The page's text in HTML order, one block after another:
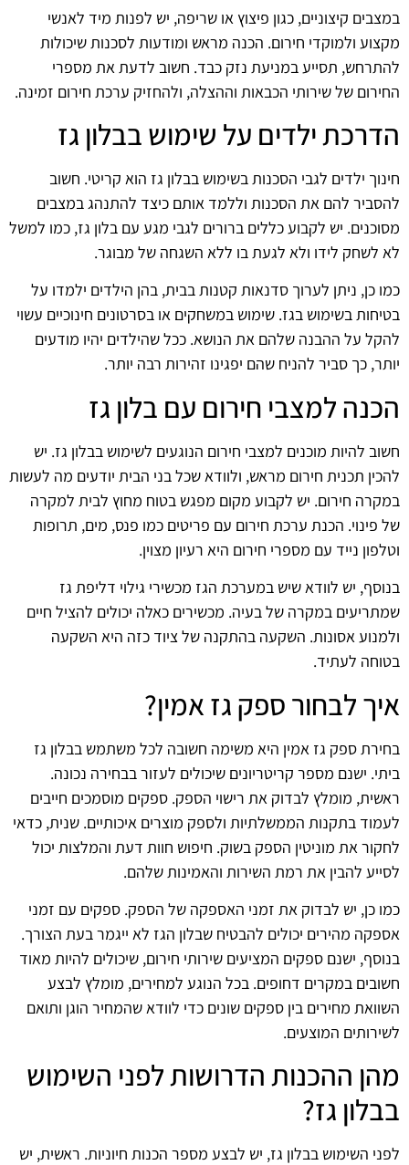
במצבים קיצוניים, כגון פיצוץ או שריפה, יש לפנות מיד לאנשי
מקצוע ולמוקדי חירום. הכנה מראש ומודעות לסכנות שיכולות
להתרחש, תסייע במניעת נזק כבד. חשוב לדעת את מספרי
החירום של שירותי הכבאות וההצלה, ולהחזיק ערכת חירום זמינה.
הדרכת ילדים על שימוש בבלון גז
חינוך ילדים לגבי הסכנות בשימוש בבלון גז הוא קריטי. חשוב
להסביר להם את הסכנות וללמד אותם כיצד להתנהג במצבים
מסוכנים. יש לקבוע כללים ברורים לגבי מגע עם בלון גז, כמו למשל
לא לשחק לידו ולא לגעת בו ללא השגחה של מבוגר.
כמו כן, ניתן לערוך סדנאות קטנות בבית, בהן הילדים ילמדו על
בטיחות בשימוש בגז. שימוש במשחקים או בסרטונים חינוכיים עשוי
להקל על ההבנה שלהם את הנושא. ככל שהילדים יהיו מודעים
יותר, כך סביר להניח שהם יפגינו זהירות רבה יותר.
הכנה למצבי חירום עם בלון גז
חשוב להיות מוכנים למצבי חירום הנוגעים לשימוש בבלון גז. יש
להכין תכנית חירום מראש, ולוודא שכל בני הבית יודעים מה לעשות
במקרה חירום. יש לקבוע מקום מפגש בטוח מחוץ לבית למקרה
של פינוי. הכנת ערכת חירום עם פריטים כמו פנס, מים, תרופות
וטלפון נייד עם מספרי חירום היא רעיון מצוין.
בנוסף, יש לוודא שיש במערכת הגז מכשירי גילוי דליפת גז
שמתריעים במקרה של בעיה. מכשירים כאלה יכולים להציל חיים
ולמנוע אסונות. השקעה בהתקנה של ציוד כזה היא השקעה
בטוחה לעתיד.
איך לבחור ספק גז אמין?
בחירת ספק גז אמין היא משימה חשובה לכל משתמש בבלון גז
ביתי. ישנם מספר קריטריונים שיכולים לעזור בבחירה נכונה.
ראשית, מומלץ לבדוק את רישוי הספק. ספקים מוסמכים חייבים
לעמוד בתקנות הממשלתיות ולספק מוצרים איכותיים. שנית, כדאי
לחקור את מוניטין הספק בשוק. חיפוש חוות דעת והמלצות יכול
לסייע להבין את רמת השירות והאמינות שלהם.
כמו כן, יש לבדוק את זמני האספקה של הספק. ספקים עם זמני
אספקה מהירים יכולים להבטיח שבלון הגז לא ייגמר בעת הצורך.
בנוסף, ישנם ספקים המציעים שירותי חירום, שיכולים להיות מאוד
חשובים במקרים דחופים. בכל הנוגע למחירים, מומלץ לבצע
השוואת מחירים בין ספקים שונים כדי לוודא שהמחיר הוגן ותואם
לשירותים המוצעים.
מהן ההכנות הדרושות לפני השימוש
בבלון גז?
לפני השימוש בבלון גז, יש לבצע מספר הכנות חיוניות. ראשית, יש